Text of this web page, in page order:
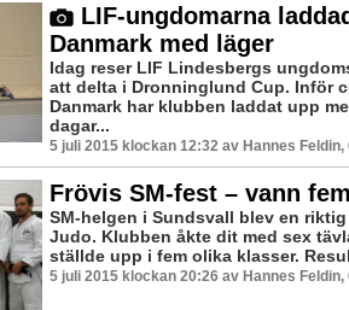
LIF-ungdomarna
Danmark med läger
Idag reser LIF Lindesbergs
att delta i Dronninglund Cup. Inför
Danmark har klubben laddat upp
dagar...
5 juli 2015 klockan 12:32 av Hannes Feldin,
Frövis SM-fest – vann
SM-helgen i Sundsvall blev en
Judo. Klubben åkte dit med sex
ställde upp i fem olika klasser.
5 juli 2015 klockan 20:26 av Hannes Feldin,